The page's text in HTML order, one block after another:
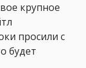
крупное
просили с
будет